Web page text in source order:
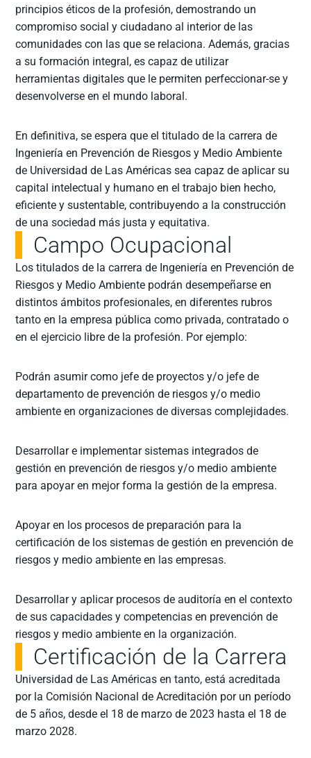
principios éticos de la profesión, demostrando un
compromiso social y ciudadano al interior de las
comunidades con las que se relaciona. Además, gracias
a su formación integral, es capaz de utilizar
herramientas digitales que le permiten perfeccionar-se y
desenvolverse en el mundo laboral.
En definitiva, se espera que el titulado de la carrera de
Ingeniería en Prevención de Riesgos y Medio Ambiente
de Universidad de Las Américas sea capaz de aplicar su
capital intelectual y humano en el trabajo bien hecho,
eficiente y sustentable, contribuyendo a la construcción
de una sociedad más justa y equitativa.
Campo Ocupacional
Los titulados de la carrera de Ingeniería en Prevención de
Riesgos y Medio Ambiente podrán desempeñarse en
distintos ámbitos profesionales, en diferentes rubros
tanto en la empresa pública como privada, contratado o
en el ejercicio libre de la profesión. Por ejemplo:
Podrán asumir como jefe de proyectos y/o jefe de
departamento de prevención de riesgos y/o medio
ambiente en organizaciones de diversas complejidades.
Desarrollar e implementar sistemas integrados de
gestión en prevención de riesgos y/o medio ambiente
para apoyar en mejor forma la gestión de la empresa.
Apoyar en los procesos de preparación para la
certificación de los sistemas de gestión en prevención de
riesgos y medio ambiente en las empresas.
Desarrollar y aplicar procesos de auditoría en el contexto
de sus capacidades y competencias en prevención de
riesgos y medio ambiente en la organización.
Certificación de la Carrera
Universidad de Las Américas en tanto, está acreditada
por la Comisión Nacional de Acreditación por un período
de 5 años, desde el 18 de marzo de 2023 hasta el 18 de
marzo 2028.